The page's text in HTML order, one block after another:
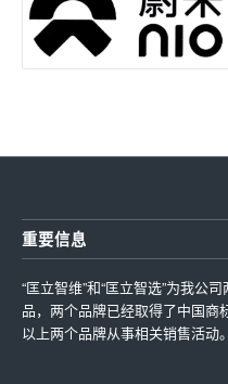
重要信息
“匡立智维”和“匡立智选”为我公
品，两个品牌已经取得了中国商
以上两个品牌从事相关销售活动。